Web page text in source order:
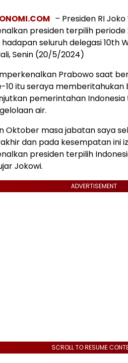
– Presiden RI
presiden terpilih periode
seluruh delegasi 10th
Senin (20/5/2024)
Prabowo saat
10 itu seraya
pemerintahan
air.
Oktober masa jabatan saya
dan pada kesempatan ini
presiden terpilih
Jokowi.
ADVERTISEMENT
SCROLL TO RESUME